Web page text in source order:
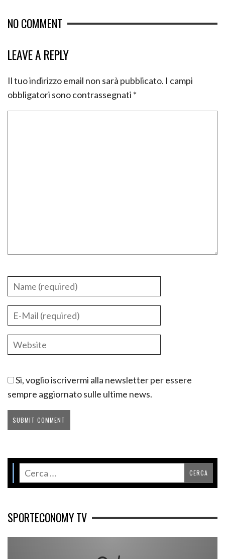
NO COMMENT
LEAVE A REPLY
Il tuo indirizzo email non sarà pubblicato. I campi
obbligatori sono contrassegnati *
Sì, voglio iscrivermi alla newsletter per essere
sempre aggiornato sulle ultime news.
SPORTECONOMY TV